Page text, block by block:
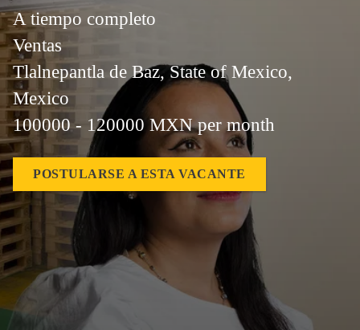
A tiempo completo
Ventas
Tlalnepantla de Baz, State of Mexico,
Mexico
100000 - 120000 MXN per month
POSTULARSE A ESTA VACANTE